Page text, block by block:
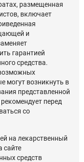
размещенная
включает
и
гарантией
средства.
могут возникнуть в
представленной
перед
со
на лекарственный
сайте
средств